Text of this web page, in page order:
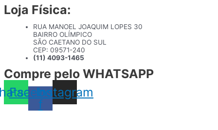
Ir
para
conteúdo
Loja Física:
RUA MANOEL JOAQUIM LOPES 30
BAIRRO OLÍMPICO
SÃO CAETANO DO SUL
CEP: 09571-240
(11) 4093-1465
Compre pelo WHATSAPP
Facebook-
f
Instagram